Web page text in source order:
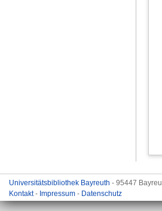
Universitätsbibliothek Bayreuth - 95447
Kontakt- Impressum - Datenschutz